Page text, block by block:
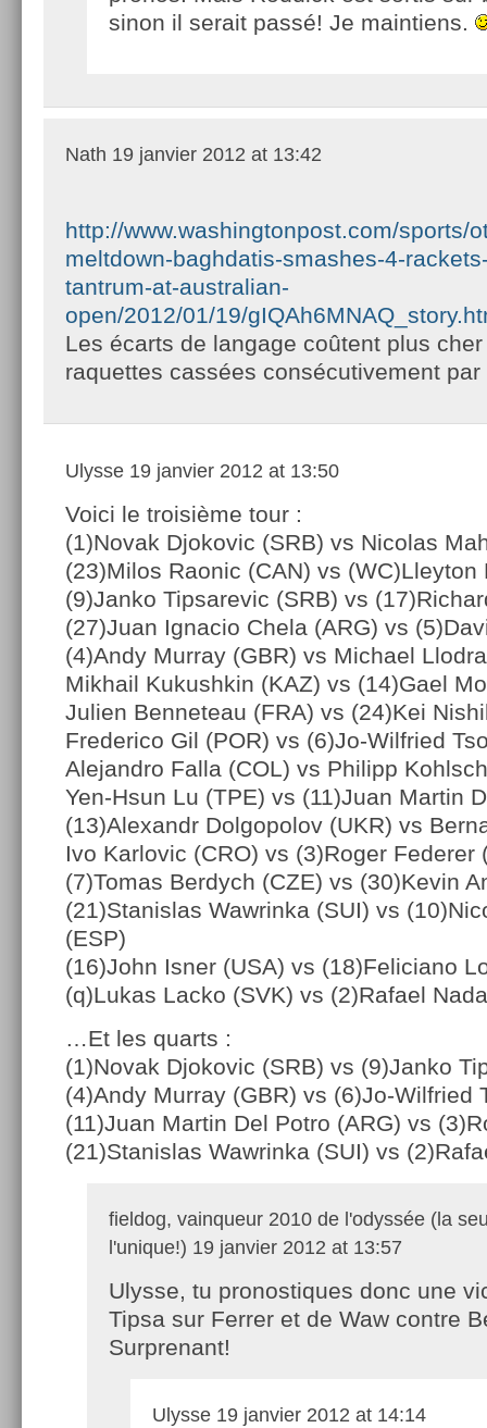
sinon il serait passé! Je maintiens.
Nath 19 janvier 2012 at 13:42
http://www.washingtonpost.com/sports/
meltdown-baghdatis-smashes-4-
tantrum-at-australian-
open/2012/01/19/
Les écarts de langage coûtent plus
raquettes cassées consécutivement
Ulysse 19 janvier 2012 at 13:50
Voici le troisième tour :
(1)Novak Djokovic (SRB) vs Nicolas
(23)Milos Raonic (CAN) vs (WC)Lleyton
(9)Janko Tipsarevic (SRB) vs
(27)Juan Ignacio Chela (ARG) vs
(4)Andy Murray (GBR) vs Michael
Mikhail Kukushkin (KAZ) vs (14)Gael
Julien Benneteau (FRA) vs (24)Kei
Frederico Gil (POR) vs (6)Jo-Wilfried
Alejandro Falla (COL) vs Philipp
Yen-Hsun Lu (TPE) vs (11)Juan Martin
(13)Alexandr Dolgopolov (UKR) vs
Ivo Karlovic (CRO) vs (3)Roger Federer
(7)Tomas Berdych (CZE) vs (30)Kevin
(21)Stanislas Wawrinka (SUI) vs
(ESP)
(16)John Isner (USA) vs (18)Feliciano
(q)Lukas Lacko (SVK) vs (2)Rafael
…Et les quarts :
(1)Novak Djokovic (SRB) vs (9)Janko
(4)Andy Murray (GBR) vs (6)Jo-Wilfried
(11)Juan Martin Del Potro (ARG) vs
(21)Stanislas Wawrinka (SUI) vs
fieldog, vainqueur 2010 de l'odyssée (la
l'unique!) 19 janvier 2012 at 13:57
Ulysse, tu pronostiques donc une
Tipsa sur Ferrer et de Waw contre
Surprenant!
Ulysse 19 janvier 2012 at 14:14